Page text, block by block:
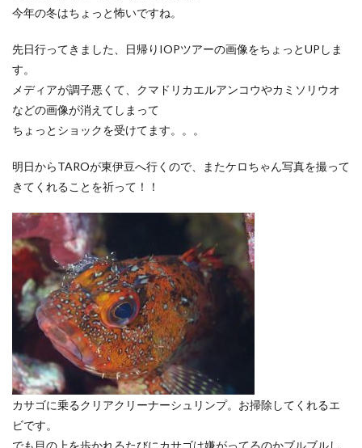
今年の冬はちょっと怖いですね。
先日行ってきました、日帰りIOPツアーの画像をちょっとUPしま
す。
メディアが調子悪くて、クマドリカエルアンコウやカミソリウオ
などの画像が消えてしまって
ちょっとショックを受けてます。。。
明日からTAROが東伊豆へ行くので、またケロちゃん写真を撮って
きてくれることを祈って！！
カサゴに乗るクリアクリーナーシュリンプ。お掃除してくれるエ
ビです。
でも目の上を歩かれるたびにカサゴは嫌がってるのかブルブルし